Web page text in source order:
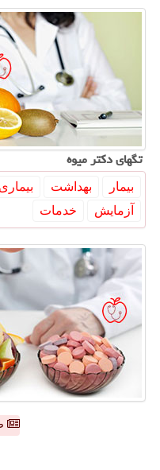
تگهای دكتر میوه
بیمار بهداشت بیماری
آزمایش
خدمات